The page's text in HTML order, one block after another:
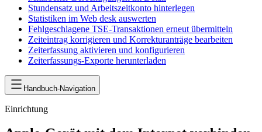
Stundensatz und Arbeitszeitkonto hinterlegen
Statistiken im Web desk auswerten
Fehlgeschlagene TSE-Transaktionen erneut übermitteln
Zeiteintrag korrigieren und Korrekturanträge bearbeiten
Zeiterfassung aktivieren und konfigurieren
Zeiterfassungs-Exporte herunterladen
Handbuch-Navigation
Einrichtung